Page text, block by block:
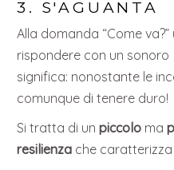
3. S'AGUANTA
Alla domanda “Come
rispondere con un sonoro
significa: nonostante le
comunque di tenere duro!
Si tratta di unpiccolo ma
resilienza che caratterizza